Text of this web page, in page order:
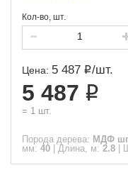
Кол-во, шт.
Цена: 5 487 /шт.
5 487
= 1 шт.
Порода дерева: МДФ
мм: 40 Длина, м: 2.8